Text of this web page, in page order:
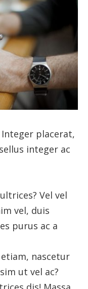
placerat,
integer ac
Vel vel
vel, duis
purus ac a
nascetur
ut vel ac?